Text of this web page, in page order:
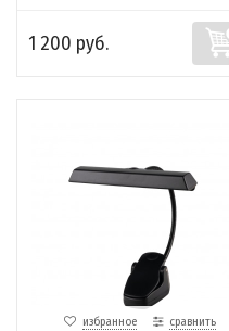
1 200 руб.
избранное сравнить